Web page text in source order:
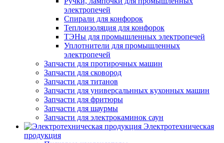
электропечей
Спирали для конфорок
Теплоизоляция для конфорок
ТЭНы для промышленных электропечей
Уплотнители для промышленных
электропечей
Запчасти для протирочных машин
Запчасти для сковород
Запчасти для титанов
Запчасти для универсальнных кухонных машин
Запчасти для фритюры
Запчасти для шаурмы
Запчасти для электрокаминок саун
Электротехническая
продукция